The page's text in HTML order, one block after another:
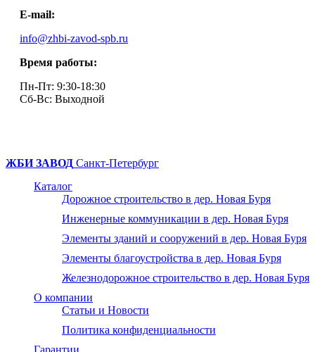
E-mail:
info@zhbi-zavod-spb.ru
Время работы:
Пн-Пт: 9:30-18:30
Cб-Вс: Выходной
ЖБИ ЗАВОД Санкт-Петербург
Каталог
Дорожное строительство в дер. Новая Буря
Инженерные коммуникации в дер. Новая Буря
Элементы зданий и сооружений в дер. Новая Буря
Элементы благоустройства в дер. Новая Буря
Железнодорожное строительство в дер. Новая Буря
О компании
Статьи и Новости
Политика конфиденциальности
Гарантии